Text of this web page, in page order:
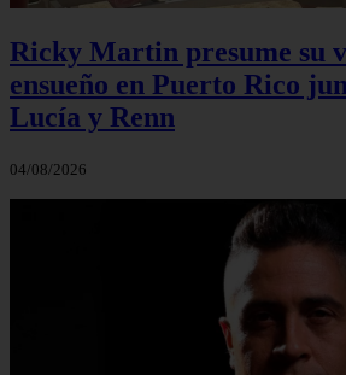
Ricky Martin presume su
ensueño en Puerto Rico
Lucía y Renn
04/08/2026